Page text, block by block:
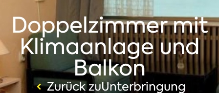
Doppelzimmer mit
Klimaanlage und
Balkon
Zurück zuUnterbringung